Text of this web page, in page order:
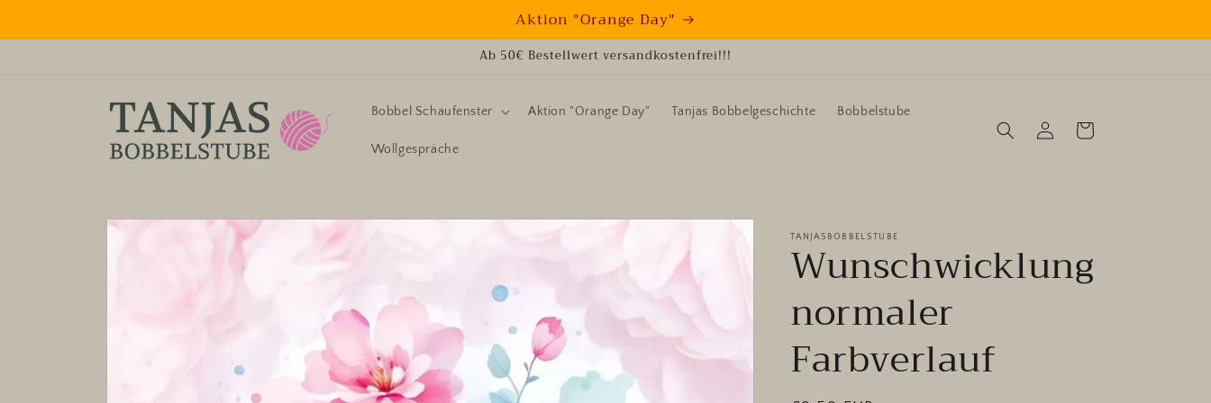
Aktion "Orange Day"
Inhalt
Ab 50€ Bestellwert versandkostenfrei!!!
Bobbel Schaufenster Aktion "Orange Day" Tanjas Bobbelgeschichte Bobbelstube
Wollgespräche
EinloggenWarenkorb
Zu
TANJASBOBBELSTUBE
Wunschwicklung
normaler
Farbverlauf